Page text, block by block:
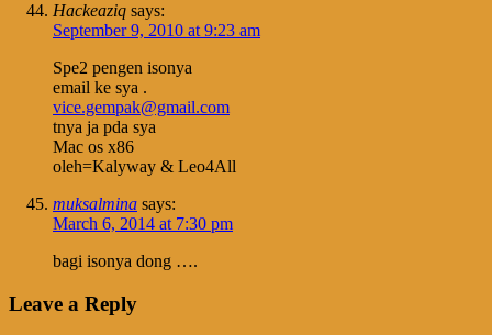
Hackeaziq says:
September 9, 2010 at 9:23 am
Spe2 pengen isonya
email ke sya .
vice.gempak@gmail.com
tnya ja pda sya
Mac os x86
oleh=Kalyway & Leo4All
muksalmina says:
March 6, 2014 at 7:30 pm
bagi isonya dong ….
Leave a Reply